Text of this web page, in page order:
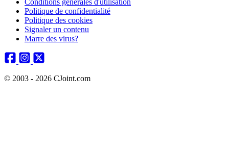
Conditions générales d'utilisation
Politique de confidentialité
Politique des cookies
Signaler un contenu
Marre des virus?
© 2003 - 2026 CJoint.com